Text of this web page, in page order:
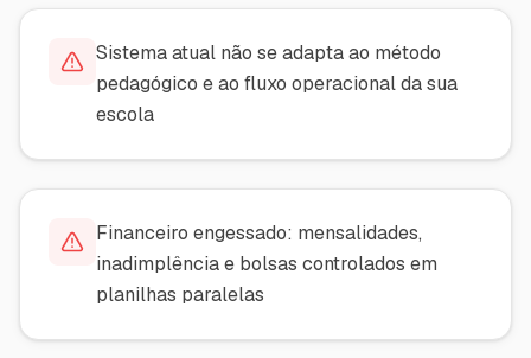
Sistema atual não se adapta ao método
pedagógico e ao fluxo operacional da sua
escola
Financeiro engessado: mensalidades,
inadimplência e bolsas controlados em
planilhas paralelas